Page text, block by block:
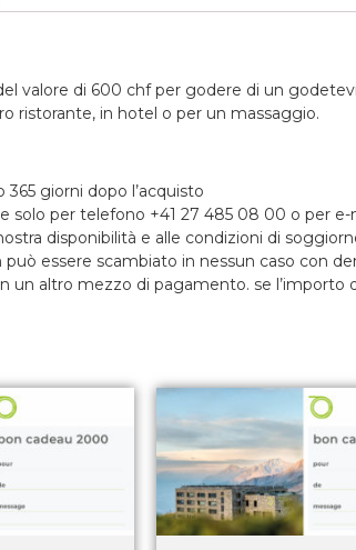
valore di 600 chf per godere di un
ristorante, in hotel o per un massaggio.
365 giorni dopo l’acquisto
solo per telefono +41 27 485 08 00 o per
disponibilità e alle condizioni di
può essere scambiato in nessun caso con
un altro mezzo di pagamento. se l’importo